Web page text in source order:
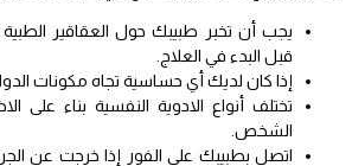
يجب أن تخبر طبيبك حول العقاقير الطبية
قبل البدء في العلاج.
إذا كان لديك أي حساسية تجاه مكونات
تختلف أنواع الادوية النفسية بناء على
الشخص.
اتصل بطبيبك على الفور إذا خرجت عن